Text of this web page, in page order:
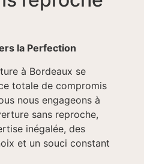
la Perfection
à Bordeaux se
totale de compromis
nous engageons à
sans reproche,
inégalée, des
et un souci constant